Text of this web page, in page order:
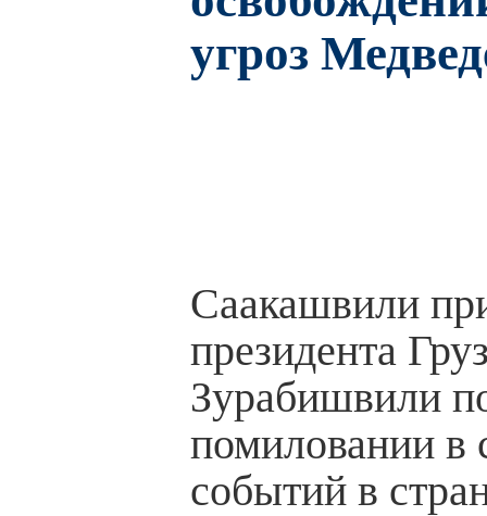
угроз
Саакашвили
президента
Зурабишвили
помиловании в
событий в